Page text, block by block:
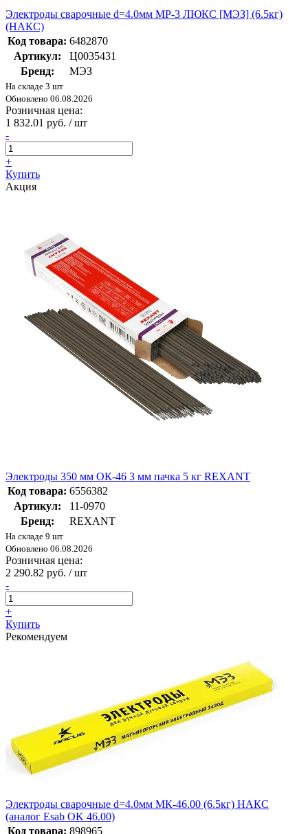
Электроды сварочные d=4.0мм МР-3 ЛЮКС [МЭЗ] (6.5кг)
(НАКС)
Код товара: 6482870
Артикул:
Ц0035431
Бренд:
МЭЗ
На складе 3 шт
Обновлено 06.08.2026
Розничная цена:
1 832.01 руб. / шт
-
+
Купить
Акция
Электроды 350 мм ОК-46 3 мм пачка 5 кг REXANT
Код товара: 6556382
Артикул:
11-0970
Бренд:
REXANT
На складе 9 шт
Обновлено 06.08.2026
Розничная цена:
2 290.82 руб. / шт
-
+
Купить
Рекомендуем
Электроды сварочные d=4.0мм МК-46.00 (6.5кг) НАКС
(аналог Esab OK 46.00)
Код товара: 898965